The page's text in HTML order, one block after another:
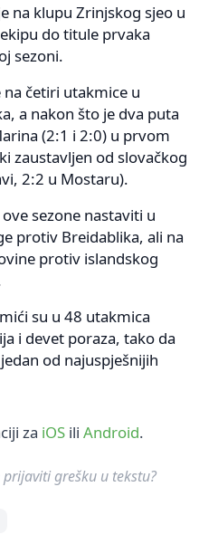
na klupu Zrinjskog sjeo u
do titule prvaka
sezoni.
na četiri utakmice u
a nakon što je dva puta
(2:1 i 2:0) u prvom
zaustavljen od slovačkog
2:2 u Mostaru).
sezone nastaviti u
protiv Breidablika, ali na
protiv islandskog
su u 48 utakmica
i devet poraza, tako da
od najuspješnijih
za iOS ili Android.
grešku u tekstu?